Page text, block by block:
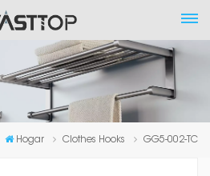
Hogar Clothes Hooks GG5-002-TC